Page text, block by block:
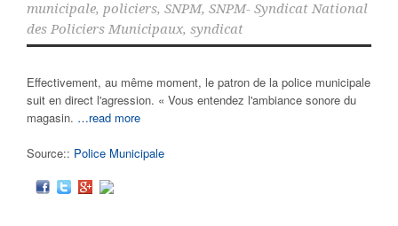
municipale, policiers, SNPM, SNPM- Syndicat National
des Policiers Municipaux, syndicat
Effectivement, au même moment, le patron de la police municipale
suit en direct l'agression. « Vous entendez l'ambiance sonore du
magasin. …read more
Source:: Police Municipale